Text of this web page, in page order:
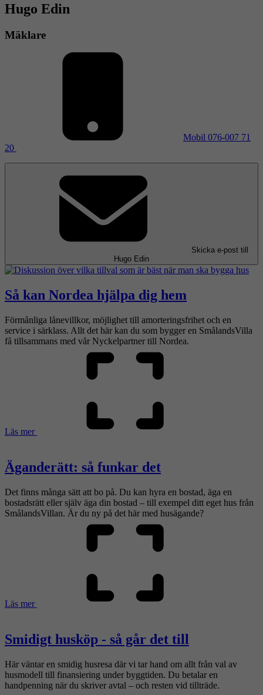
Hugo Edin
Mäklare
Mobil 076-007 71
20
Skicka e-post till
Hugo Edin
Så kan Nordea hjälpa dig hem
Förmånliga lånevillkor, möjlighet till amorteringsfrihet och en
service i särklass. Allt det här kan du som bygger en SmålandsVilla
få tillsammans med vår Nyckelpartner till Nordea.
Läs mer
Äganderätt: så funkar det
Det finns många sätt att bo på. Du kan hyra en bostad, äga en
bostadsrätt eller själv äga din bostad – till exempel ditt eget hus från
SmålandsVillan. Är du ny på det här med husägande?
Läs mer
Smidigt husköp - så går det till
Här väntar en smidig husresa där vi tar hand om allt från val av
husmodell till finansiering under byggtiden. Du betalar en
handpenning när du skriver avtal – och resten vid tillträde.